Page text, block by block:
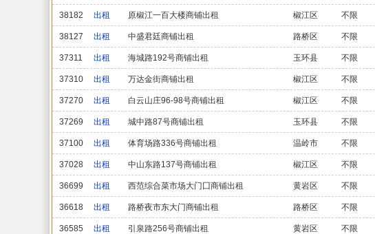
38182 出租 原椒江一百大楼商铺出租 椒江区 不限
38127 出租 中盛君廷商铺出租 路桥区 不限
37311 出租 海城路192号商铺出租 玉环县 不限
37310 出租 万达金街商铺出租 椒江区 不限
37270 出租 白云山庄96-98号商铺出租 椒江区 不限
37269 出租 城中路87号商铺出租 玉环县 不限
37100 出租 体育场路336号商铺出租 温岭市 不限
37028 出租 中山东路137号商铺出租 椒江区 不限
36699 出租 西范综合菜市场大门囗商铺出租 黄岩区 不限
36618 出租 路桥夜市东大门商铺出租 路桥区 不限
36585 出租 引泉路256号商铺出租 黄岩区 不限